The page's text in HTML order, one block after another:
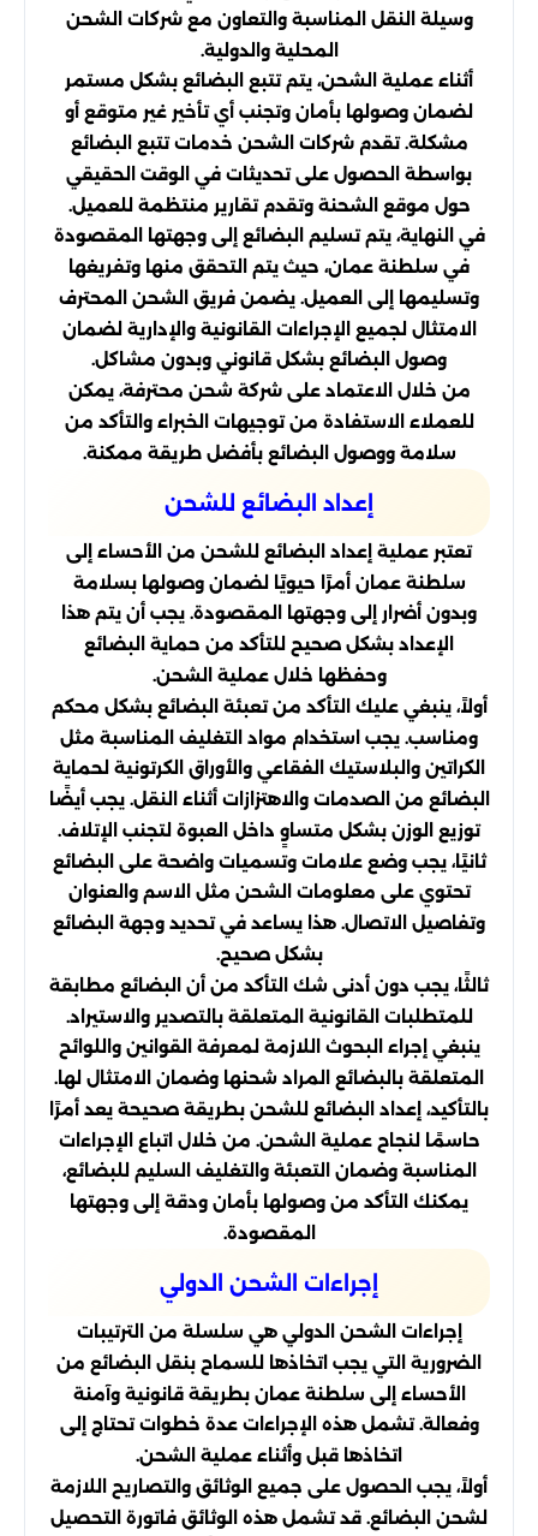
وسيلة النقل المناسبة والتعاون مع شركات الشحن
المحلية والدولية.
أثناء عملية الشحن، يتم تتبع البضائع بشكل مستمر
لضمان وصولها بأمان وتجنب أي تأخير غير متوقع أو
مشكلة. تقدم شركات الشحن خدمات تتبع البضائع
بواسطة الحصول على تحديثات في الوقت الحقيقي
حول موقع الشحنة وتقدم تقارير منتظمة للعميل.
في النهاية، يتم تسليم البضائع إلى وجهتها المقصودة
في سلطنة عمان، حيث يتم التحقق منها وتفريغها
وتسليمها إلى العميل. يضمن فريق الشحن المحترف
الامتثال لجميع الإجراءات القانونية والإدارية لضمان
وصول البضائع بشكل قانوني وبدون مشاكل.
من خلال الاعتماد على شركة شحن محترفة، يمكن
للعملاء الاستفادة من توجيهات الخبراء والتأكد من
سلامة ووصول البضائع بأفضل طريقة ممكنة.
إعداد البضائع للشحن
تعتبر عملية إعداد البضائع للشحن من الأحساء إلى
سلطنة عمان أمرًا حيويًا لضمان وصولها بسلامة
وبدون أضرار إلى وجهتها المقصودة. يجب أن يتم هذا
الإعداد بشكل صحيح للتأكد من حماية البضائع
وحفظها خلال عملية الشحن.
أولاً، ينبغي عليك التأكد من تعبئة البضائع بشكل محكم
ومناسب. يجب استخدام مواد التغليف المناسبة مثل
الكراتين والبلاستيك الفقاعي والأوراق الكرتونية لحماية
البضائع من الصدمات والاهتزازات أثناء النقل. يجب أيضًا
توزيع الوزن بشكل متساوٍ داخل العبوة لتجنب الإتلاف.
ثانيًا، يجب وضع علامات وتسميات واضحة على البضائع
تحتوي على معلومات الشحن مثل الاسم والعنوان
وتفاصيل الاتصال. هذا يساعد في تحديد وجهة البضائع
بشكل صحيح.
ثالثًا، يجب دون أدنى شك التأكد من أن البضائع مطابقة
للمتطلبات القانونية المتعلقة بالتصدير والاستيراد.
ينبغي إجراء البحوث اللازمة لمعرفة القوانين واللوائح
المتعلقة بالبضائع المراد شحنها وضمان الامتثال لها.
بالتأكيد، إعداد البضائع للشحن بطريقة صحيحة يعد أمرًا
حاسمًا لنجاح عملية الشحن. من خلال اتباع الإجراءات
المناسبة وضمان التعبئة والتغليف السليم للبضائع،
يمكنك التأكد من وصولها بأمان ودقة إلى وجهتها
المقصودة.
إجراءات الشحن الدولي
إجراءات الشحن الدولي هي سلسلة من الترتيبات
الضرورية التي يجب اتخاذها للسماح بنقل البضائع من
الأحساء إلى سلطنة عمان بطريقة قانونية وآمنة
وفعالة. تشمل هذه الإجراءات عدة خطوات تحتاج إلى
اتخاذها قبل وأثناء عملية الشحن.
أولاً، يجب الحصول على جميع الوثائق والتصاريح اللازمة
لشحن البضائع. قد تشمل هذه الوثائق فاتورة التحصيل